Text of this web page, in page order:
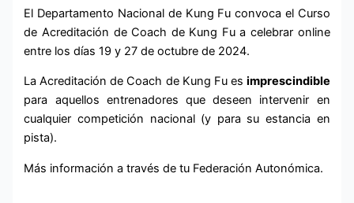
El Departamento Nacional de Kung Fu convoca el Curso
de Acreditación de Coach de Kung Fu a celebrar online
entre los días 19 y 27 de octubre de 2024.
La Acreditación de Coach de Kung Fu es imprescindible
para aquellos entrenadores que deseen intervenir en
cualquier competición nacional (y para su estancia en
pista).
Más información a través de tu Federación Autonómica.